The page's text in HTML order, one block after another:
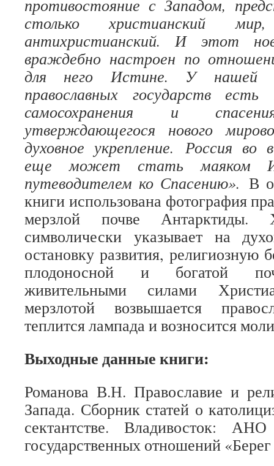
противостояние с Западом,
столько христианский
антихристианский. И этот
враждебно настроен по
для него Истине. У нашей
православных государств
самосохранения и
утверждающегося нового
духовное укрепление. Россия во
еще может стать маяком
путеводителем ко Спасению». В
книги использована фотография
мерзлой почве Антарктиды.
символически указывает на
остановку развития, религиозную
плодоносной и богатой
живительными силами
мерзлотой возвышается
теплится лампада и возносится
Выходные данные книги:
Романова В.Н. Православие и
Запада. Сборник статей о
сектантстве. Владивосток:
государственных отношений